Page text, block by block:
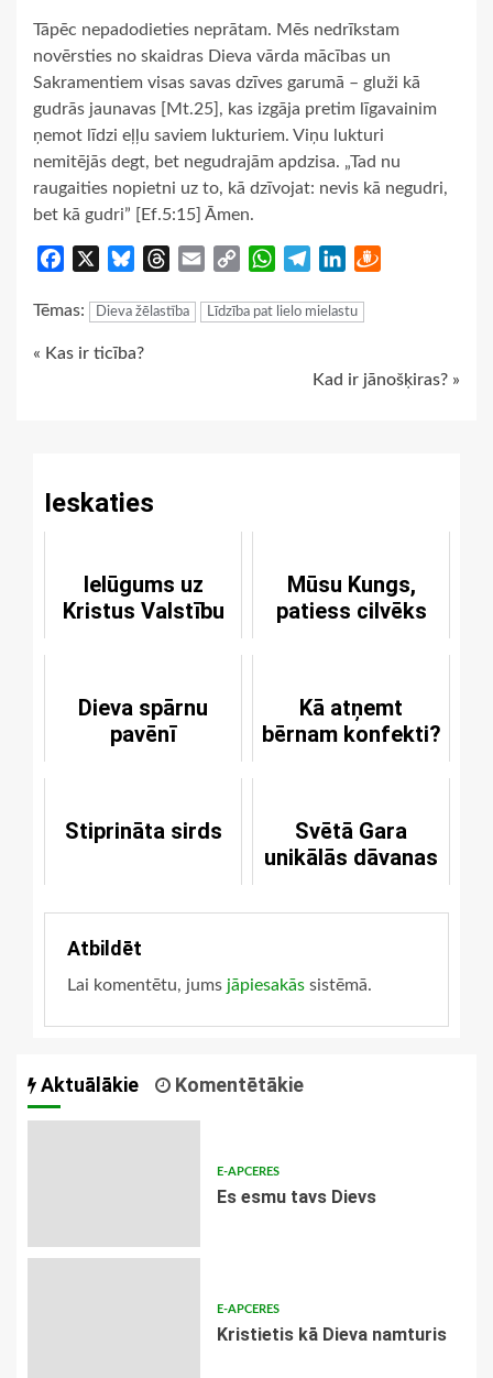
Tāpēc nepadodieties neprātam. Mēs nedrīkstam
novērsties no skaidras Dieva vārda mācības un
Sakramentiem visas savas dzīves garumā – gluži kā
gudrās jaunavas [Mt.25], kas izgāja pretim līgavainim
ņemot līdzi eļļu saviem lukturiem. Viņu lukturi
nemitējās degt, bet negudrajām apdzisa. „Tad nu
raugaities nopietni uz to, kā dzīvojat: nevis kā negudri,
bet kā gudri” [Ef.5:15] Āmen.
Facebook BlueskyThreads
Email
Copy
WhatsApp
TelegramLinkedIn
Tēmas: Dieva žēlastība Līdzība pat lielo mielastu
Continue
« Kas ir ticība?
Kad ir jānošķiras? »
Ieskaties
Ielūgums uz
Kristus Valstību
Mūsu Kungs,
patiess cilvēks
Dieva spārnu
pavēnī
Kā atņemt
bērnam konfekti?
Stiprināta sirds
Svētā Gara
unikālās dāvanas
Atbildēt
Lai komentētu, jums jāpiesakās sistēmā.
Aktuālākie Komentētākie
E-APCERES
Es esmu tavs Dievs
E-APCERES
Kristietis kā Dieva namturis